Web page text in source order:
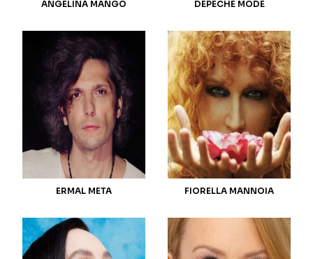
ANGELINA MANGO DEPECHE MODE
ERMAL META FIORELLA MANNOIA